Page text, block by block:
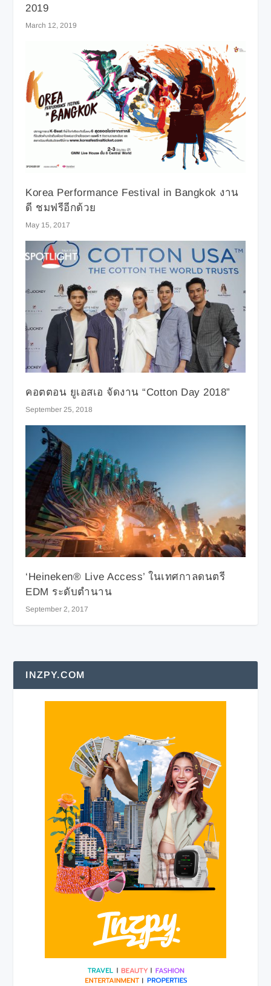
2019
March 12, 2019
Korea Performance Festival in Bangkok งาน
ดี ชมฟรีอีกด้วย
May 15, 2017
คอตตอน ยูเอสเอ จัดงาน “Cotton Day 2018”
September 25, 2018
‘Heineken® Live Access’ ในเทศกาลดนตรี
EDM ระดับตำนาน
September 2, 2017
INZPY.COM